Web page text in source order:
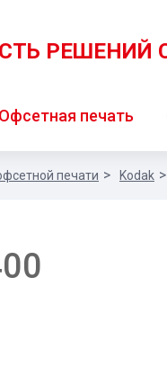
РЕШЕНИЙ
Офсетная печать
печати Kodak